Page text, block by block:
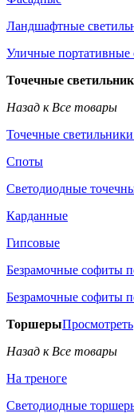
Ландшафтные
Уличные портативные
Точечные
Назад к Все товары
Точечные
Споты
Светодиодные
Карданные
Гипсовые
Безрамочные софиты
Безрамочные софиты
ТоршерыПросмотреть
Назад к Все товары
На треноге
Светодиодные